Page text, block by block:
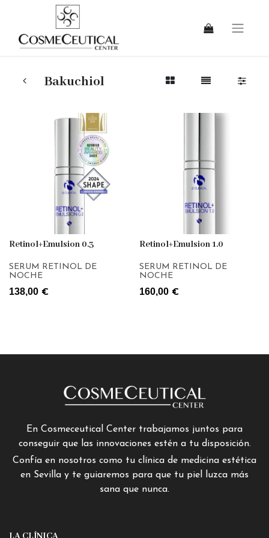
Bakuchiol
Retinol+Emulsion 0.3
SERUM RETINOL DE
NOCHE
138,00 €
Retinol+Emulsion 1.0
SERUM RETINOL DE
NOCHE
160,00€
En Cosmeceutical Center trabajamos juntos para
conseguir que las innovaciones estén a tu disposición.
Confía en nosotros como tu clínica de medicina estética
en Sevilla y te guiaremos para que tu piel luzca más
sana que nunca.